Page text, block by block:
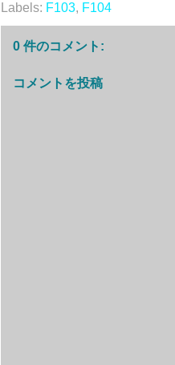
Labels: F103, F104
0 件のコメント:
コメントを投稿